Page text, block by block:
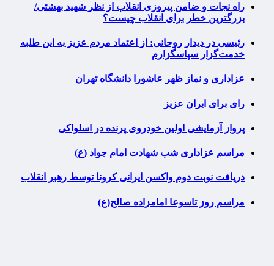
راه نجات و ضامن پیروزی انقلاب از نظر شهید بهشتی/
بزرگترین خطر برای انقلاب چیست؟
رئیسی در دیدار روحانی: از اعتماد مردم عزیز به این طلبه
خدمت‌گزار سپاسگزارم
عزاداری و نماز ظهر عاشورا دانشگاه تهران
رای برای ایران عزیز
پرواز آزمایشی اولین خودروی پرنده در اسلواکی
مراسم عزاداری شب شهادت امام جواد (ع)
دریافت نوبت دوم واکسن ایرانی کرونا توسط رهبر انقلاب
مراسم روز تاسوعا امامزاده صالح(ع)